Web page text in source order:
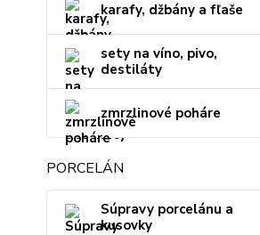
karafy, džbány a fľaše
sety na víno, pivo,
destiláty
zmrzlinové poháre
PORCELÁN
Súpravy porcelánu a
kusovky